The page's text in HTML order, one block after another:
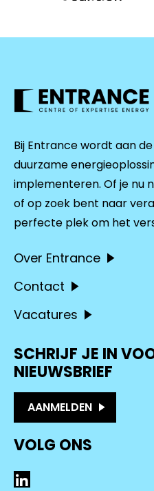
Bij Entrance wordt aan
duurzame
implementeren. Of je nu
of op zoek bent naar
perfecte plek om het
Over Entrance
Contact
Vacatures
SCHRIJF JE IN
NIEUWSBRIEF
AANMELDEN
VOLG ONS
LinkedIn